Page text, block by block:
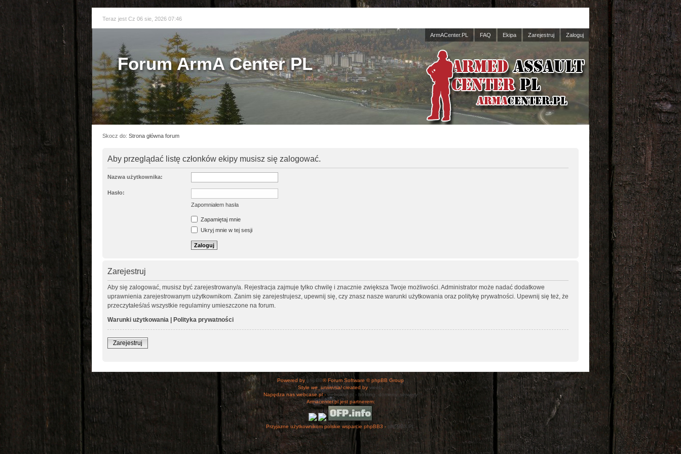
Teraz jest Cz 06 sie, 2026 07:46
ArmACenter.PL FAQ Ekipa Zarejestruj Zaloguj
Forum ArmA Center PL
Skocz do: Strona główna forum
Aby przeglądać listę członków ekipy musisz się zalogować.
Nazwa użytkownika:
Hasło:
Zapomniałem hasła
Zapamiętaj mnie
Ukryj mnie w tej sesji
Zarejestruj
Aby się zalogować, musisz być zarejestrowany/a. Rejestracja zajmuje tylko chwilę i znacznie zwiększa Twoje możliwości. Administrator może nadać dodatkowe
uprawnienia zarejestrowanym użytkownikom. Zanim się zarejestrujesz, upewnij się, czy znasz nasze warunki użytkowania oraz politykę prywatności. Upewnij się też, że
przeczytałeś/aś wszystkie regulaminy umieszczone na forum.
Warunki użytkowania
Polityka prywatności
Zarejestruj
Powered by phpBB® Forum Software © phpBB Group
Style we_universalcreated by weeb.
Napędza nas webcase.pl -webcase.pl - hosting, domeny, serwery
Armacenter.pl jest partnerem:
Przyjazne użytkownikom polskie wsparcie phpBB3 - phpBB3.PL